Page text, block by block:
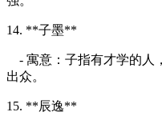
14. **子墨**
- 寓意：子指有才学的人
出众。
15. **辰逸**